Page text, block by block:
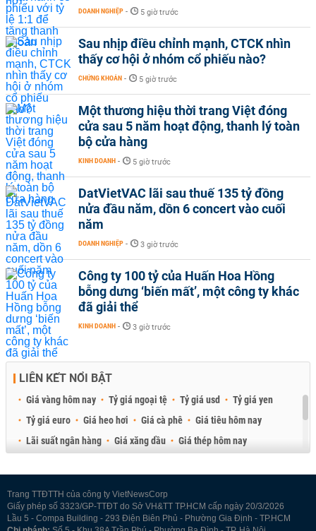
DOANH NGHIỆP - 5 giờ trước
Sau nhịp điều chỉnh mạnh, CTCK nhìn
thấy cơ hội ở nhóm cổ phiếu nào?
CHỨNG KHOÁN - 5 giờ trước
Một thương hiệu thời trang Việt đóng
cửa sau 5 năm hoạt động, thanh lý toàn
bộ cửa hàng
KINH DOANH - 5 giờ trước
DatVietVAC lãi sau thuế 135 tỷ đồng
nửa đầu năm, dồn 6 concert vào cuối
năm
DOANH NGHIỆP - 3 giờ trước
Công ty 100 tỷ của Huấn Hoa Hồng
bỗng dưng ‘biến mất’, một công ty khác
đã giải thể
KINH DOANH - 3 giờ trước
LIÊN KẾT NỔI BẬT
Giá vàng hôm nay Tỷ giá ngoại tệ Tỷ giá usd
Tỷ giá yen
Tỷ giá euro
Giá heo hơi Giá cà phê
Giá tiêu hôm nay
Lãi suất ngân hàng
Giá xăng dầu
Giá thép hôm nay
Trang TTĐTTH của công ty VietNewsCorp
Giấy phép số 3323/GP-TTĐT do Sở VH&TT TP.HCM cấp ngày 20/3/2026
Lầu 5 - Compa Building - 293 Điện Biên Phủ - Phường Gia Định - TP.HCM